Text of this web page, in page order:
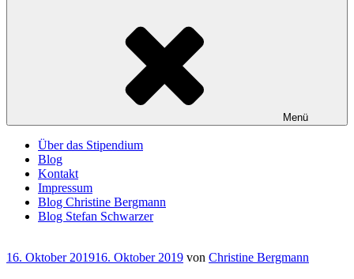
Menü
Über das Stipendium
Blog
Kontakt
Impressum
Blog Christine Bergmann
Blog Stefan Schwarzer
Veröffentlicht
16. Oktober 201916. Oktober 2019 von Christine Bergmann